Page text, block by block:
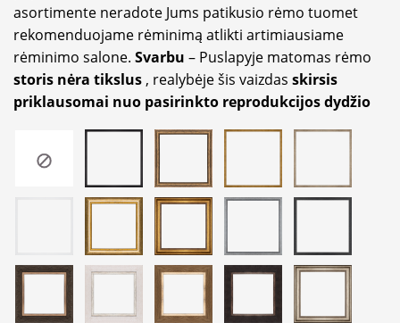
asortimente neradote Jums patikusio rėmo tuomet
rekomenduojame rėminimą atlikti artimiausiame
rėminimo salone. Svarbu – Puslapyje matomas rėmo
storis nėra tikslus , realybėje šis vaizdas skirsis
priklausomai nuo pasirinkto reprodukcijos dydžio